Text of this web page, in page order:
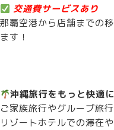
交通費サービスあり
那覇空港から店舗までの
ます！
沖縄旅行をもっと快適に
ご家族旅行やグループ旅行
リゾートホテルでの滞在